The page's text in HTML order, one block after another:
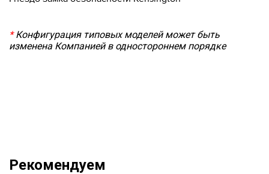
*Конфигурация типовых моделей может быть
изменена Компанией в одностороннем порядке
Рекомендуем